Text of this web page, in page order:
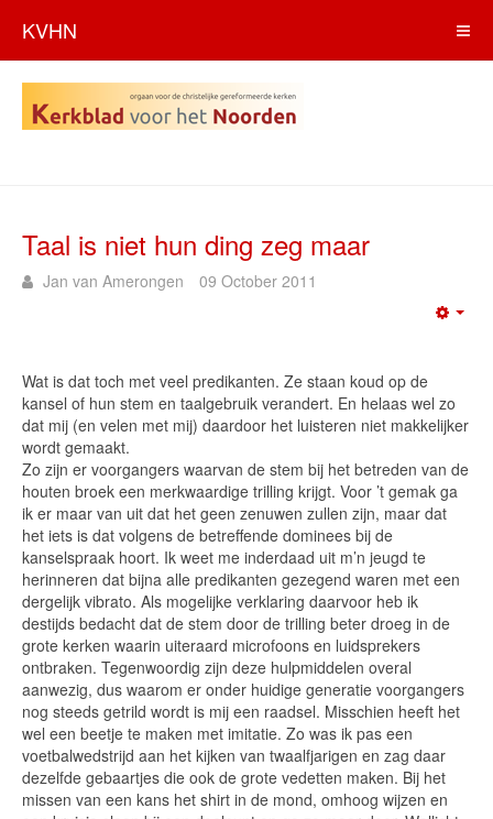
KVHN
Taal is niet hun ding zeg maar
Jan van Amerongen 09 October 2011
Wat is dat toch met veel predikanten. Ze staan koud op de
kansel of hun stem en taalgebruik verandert. En helaas wel zo
dat mij (en velen met mij) daardoor het luisteren niet makkelijker
wordt gemaakt.
Zo zijn er voorgangers waarvan de stem bij het betreden van de
houten broek een merkwaardige trilling krijgt. Voor ’t gemak ga
ik er maar van uit dat het geen zenuwen zullen zijn, maar dat
het iets is dat volgens de betreffende dominees bij de
kanselspraak hoort. Ik weet me inderdaad uit m’n jeugd te
herinneren dat bijna alle predikanten gezegend waren met een
dergelijk vibrato. Als mogelijke verklaring daarvoor heb ik
destijds bedacht dat de stem door de trilling beter droeg in de
grote kerken waarin uiteraard microfoons en luidsprekers
ontbraken. Tegenwoordig zijn deze hulpmiddelen overal
aanwezig, dus waarom er onder huidige generatie voorgangers
nog steeds getrild wordt is mij een raadsel. Misschien heeft het
wel een beetje te maken met imitatie. Zo was ik pas een
voetbalwedstrijd aan het kijken van twaalfjarigen en zag daar
dezelfde gebaartjes die ook de grote vedetten maken. Bij het
missen van een kans het shirt in de mond, omhoog wijzen en